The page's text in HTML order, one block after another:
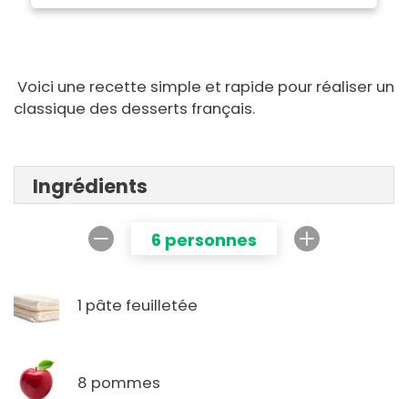
Voici une recette simple et rapide pour réaliser un
classique des desserts français.
Ingrédients
6 personnes
1 pâte feuilletée
8 pommes